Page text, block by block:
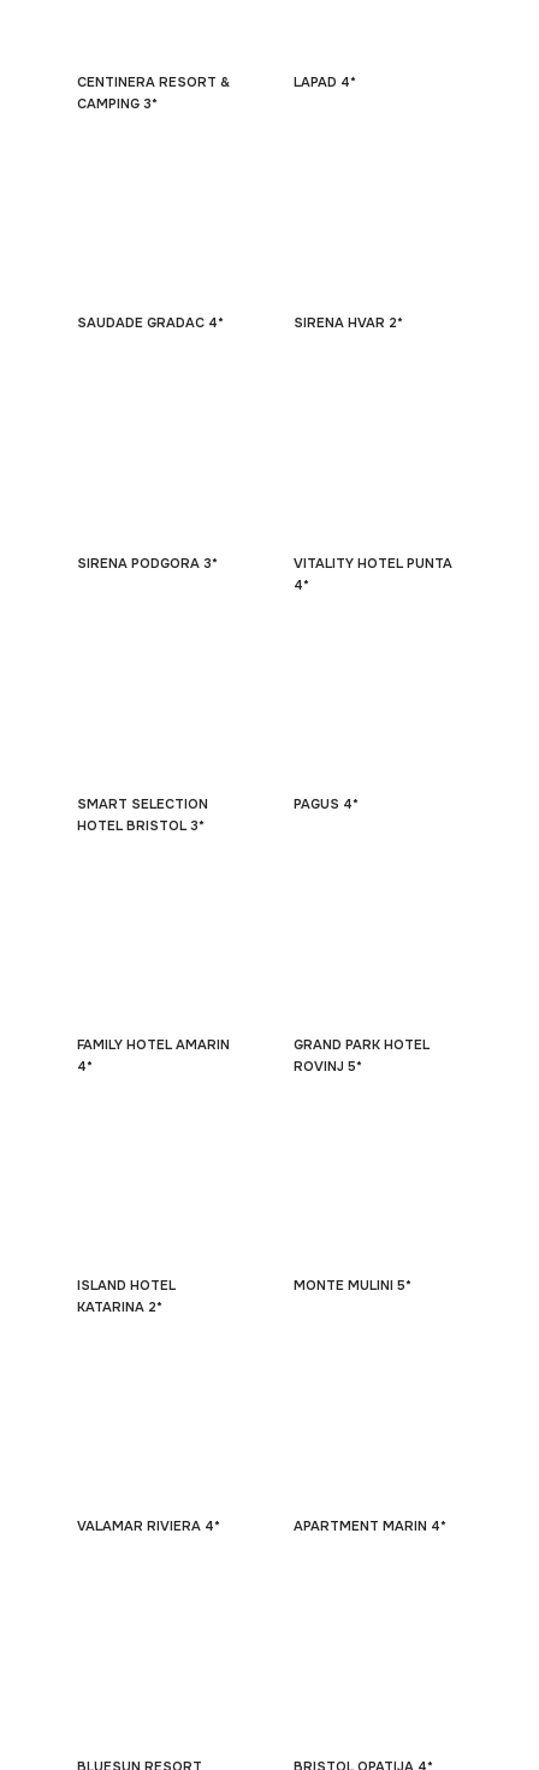
CENTINERA RESORT &
CAMPING 3*
LAPAD 4*
SAUDADE GRADAC 4* SIRENA HVAR 2*
SIRENA PODGORA 3*
VITALITY HOTEL PUNTA
4*
SMART SELECTION
HOTEL BRISTOL 3*
PAGUS 4*
FAMILY HOTEL AMARIN
4*
GRAND PARK HOTEL
ROVINJ 5*
ISLAND HOTEL
KATARINA 2*
MONTE MULINI 5*
VALAMAR RIVIERA 4* APARTMENT MARIN 4*
BLUESUN RESORT BRISTOL OPATIJA 4*